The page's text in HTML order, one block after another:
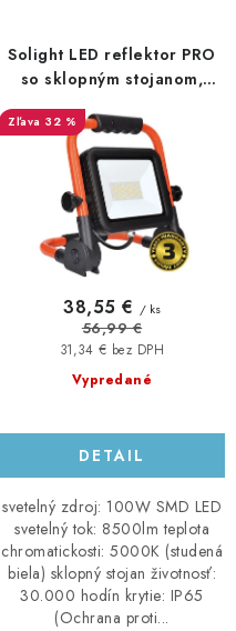
Solight LED reflektor PRO
so sklopným stojanom,
100W, 8500lm, 5000K,
kábel so zástrčkou, IP65
32 %
Vypredané
31,34 € bez DPH
38,55 € / ks
56,99 €
DETAIL
svetelný zdroj: 100W SMD LED
svetelný tok: 8500lm teplota
chromatickosti: 5000K (studená
biela) sklopný stojan životnosť:
30.000 hodín krytie: IP65
(Ochrana proti...